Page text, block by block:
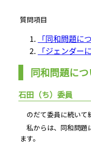
質問項目
「同和問題に
「ジェンダー
同和問題につ
石田（ち）委員
のだて委員に続いて
私からは、同和問題
ます。